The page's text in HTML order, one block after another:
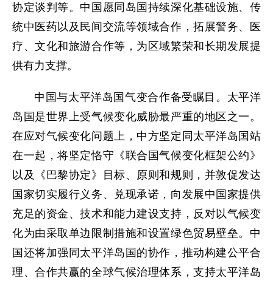
协定谈判等。中国愿同岛国持续深化基础设施、传
统中医药以及民间交流等领域合作，拓展警务、医
疗、文化和旅游合作等，为区域繁荣和长期发展提
供有力支撑。
中国与太平洋岛国气变合作备受瞩目。太平洋
岛国是世界上受气候变化威胁最严重的地区之一。
在应对气候变化问题上，中方坚定同太平洋岛国站
在一起，将坚定恪守《联合国气候变化框架公约》
以及《巴黎协定》目标、原则和规则，并敦促发达
国家切实履行义务、兑现承诺，向发展中国家提供
充足的资金、技术和能力建设支持，反对以气候变
化为由采取单边限制措施和设置绿色贸易壁垒。中
国还将加强同太平洋岛国的协作，推动构建公平合
理、合作共赢的全球气候治理体系，支持太平洋岛